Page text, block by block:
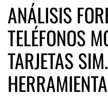
ANÁLISIS
TELÉFONOS
TARJETAS SIM.